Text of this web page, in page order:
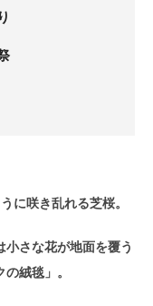
に咲き乱れる芝桜。
さな花が地面を覆う
絨毯」。